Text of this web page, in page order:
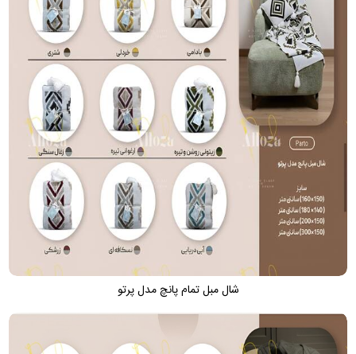
شال مبل تمام پانچ مدل پرتو